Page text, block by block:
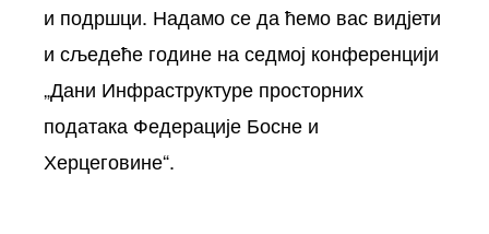
и подршци. Надамо се да ћемо вас видјети
и сљедеће године на седмој конференцији
„Дани Инфраструктуре просторних
података Федерације Босне и
Херцеговине“.